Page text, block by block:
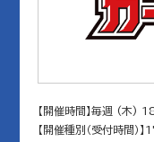
【開催時間】毎週 (木)
【開催種別（受付時間